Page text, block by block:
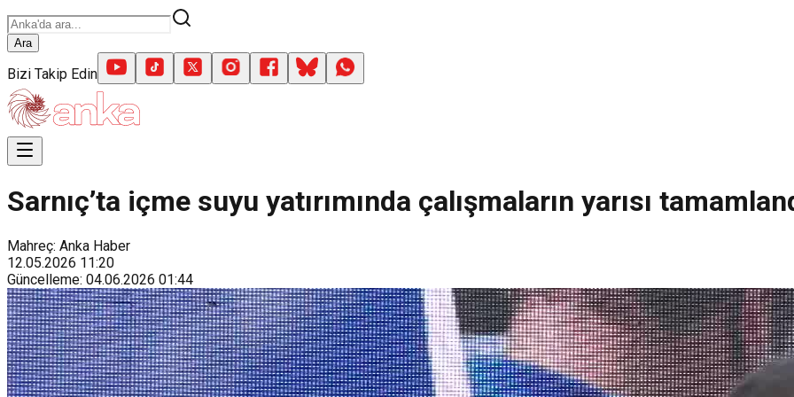
Ara
Bizi Takip Edin
Sarnıç’ta içme suyu yatırımında çalışmaların yarısı
Mahreç: Anka Haber
12.05.2026 11:20
Güncelleme: 04.06.2026 01:44